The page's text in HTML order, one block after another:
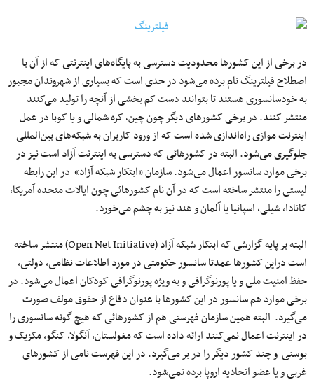
در برخی از این کشورها محدودیت دسترسی به پایگاه‌های اینترنتی که از آن با
اصطلاح فیلترینگ نام برده می‌شود در حدی است که بسیاری از شهروندان مجبور
به خودسانسوری هستند تا بتوانند دست کم بخشی از آنچه را تولید می‌کنند
منتشر کنند. در برخی کشورهای دیگر چون چین، کره شمالی و یا کوبا در عمل
اینترنت موازی راه‌اندازی شده است که از ورود کاربران به شبکه‌های بین‌المللی
جلوگیری می‌شود. البته در کشورهائی که دسترسی به اینترنت آزاد است نیز در
برخی موارد سانسور اعمال می‌شود. سازمان «ابتکار شبکه آزاد» در این رابطه
لیستی را منتشر ساخته است که در آن نام کشورهائی چون ایالات متحده آمریکا،
کانادا، شیلی، اسپانیا یا آلمان و هند نیز به چشم می‌خورد.
البته بر پایه گزارشی که ابتکار شبکه آزاد (Open Net Initiative) منتشر ساخته
است دراین کشورها عمدتا سانسور حکومتی در مورد اطلاعات نظامی، دولتی،
حفظ امنیت ملی و یا پورنوگرافی و به ویژه پورنوگرافی کودکان اعمال می‌شود. در
برخی موارد هم سانسور در این کشورها با عنوان دفاع از حقوق مولف صورت
می‌گیرد. البته همین سازمان فهرستی هم از کشورهائی که هیچ گونه سانسوری را
در اینترنت اعمال نمی‌کنند ارائه داده است که مغولستان، آنگولا، کنگو، مکزیک و
بوسنی و چند کشور دیگر را در بر می‌گیرد. در این فهرست نامی از کشورهای
غربی و یا عضو اتحادیه اروپا برده نمی‌شود.